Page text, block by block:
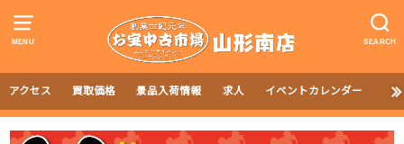
MENU SEARCH
アクセス 買取価格 景品入荷情報 求人 イベントカレンダー